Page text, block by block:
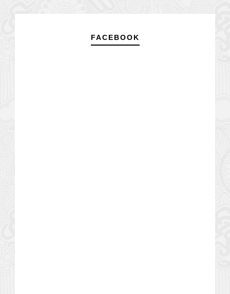
FACEBOOK